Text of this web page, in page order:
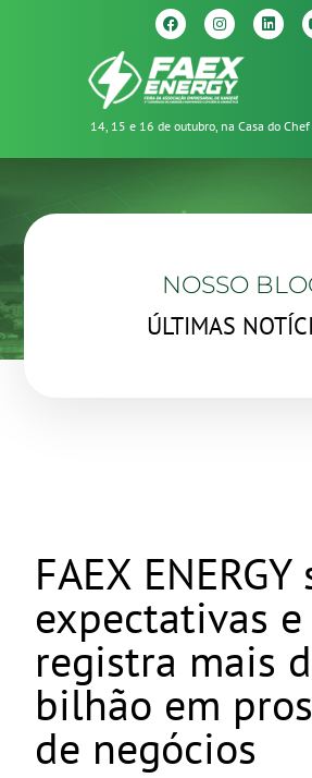
14, 15 e 16 de outubro, na Casa do
NOSSO
ÚLTIMAS
FAEX
expectativas e
registra mais
bilhão em
de negócios